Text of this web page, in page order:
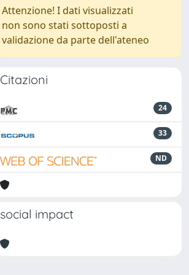
Attenzione! I dati visualizzati
non sono stati sottoposti a
validazione da parte dell'ateneo
Citazioni
24
33
ND
social impact